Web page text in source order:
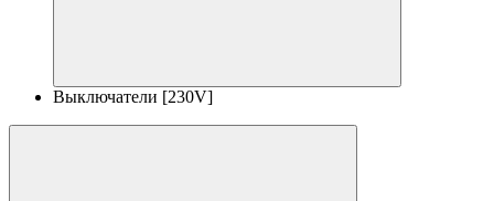
Выключатели [230V]